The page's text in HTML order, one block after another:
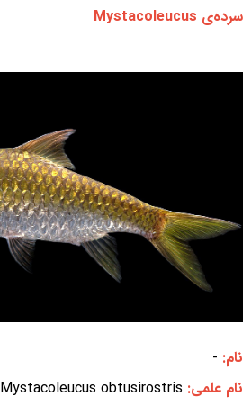
سرده‌ی Mystacoleucus
نام: -
نام علمی: Mystacoleucus obtusirostris